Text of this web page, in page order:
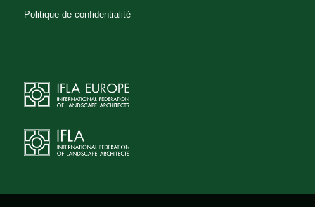
Politique de confidentialité